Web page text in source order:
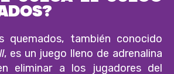
quemados, también conocido
, es un juego lleno de adrenalina
eliminar a los jugadores del